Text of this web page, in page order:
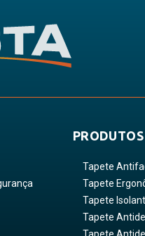
PRODUTOS
Tapete
Tapete
Tapete
Tapete
Tapete